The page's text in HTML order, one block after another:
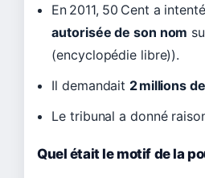
En 2011, 50 Cent a
autorisée de son nom
(encyclopédie libre)).
Il demandait 2 millions
Le tribunal a donné
Quel était le motif de la